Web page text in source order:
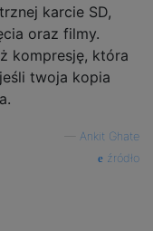
karcie SD,
oraz filmy.
kompresję, która
twoja kopia
Ankit Ghate
źródło